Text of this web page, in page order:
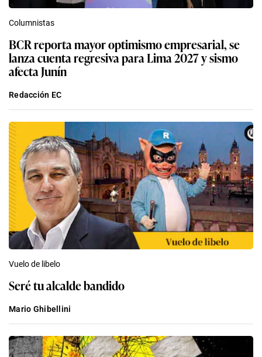
Columnistas
BCR reporta mayor optimismo empresarial, se
lanza cuenta regresiva para Lima 2027 y sismo
afecta Junín
Redacción EC
Vuelo de libelo
Seré tu alcalde bandido
Mario Ghibellini